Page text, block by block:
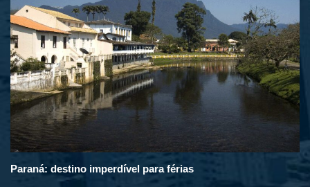
Paraná: destino imperdível para férias